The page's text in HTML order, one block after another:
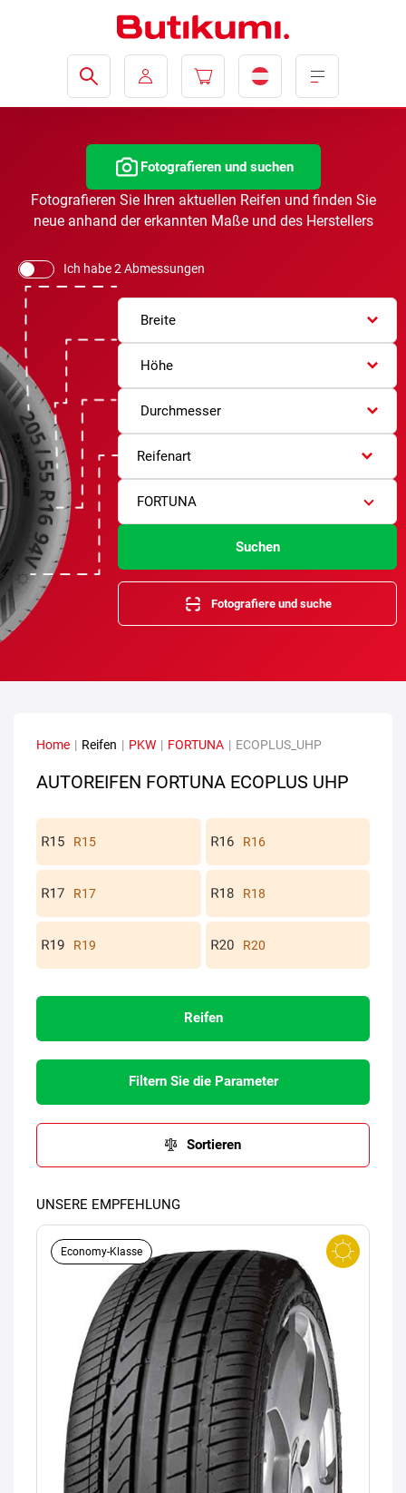
Fotografieren und suchen
Fotografieren Sie Ihren aktuellen Reifen und finden Sie
neue anhand der erkannten Maße und des Herstellers
Ich habe 2 Abmessungen
Breite
Höhe
Durchmesser
Reifenart
FORTUNA
Suchen
Fotografiere und suche
Home | Reifen | PKW | FORTUNA | ECOPLUS_UHP
AUTOREIFEN FORTUNA ECOPLUS UHP
R15 R16
R17 R18
R19 R20
Reifen
Filtern Sie die Parameter
Sortieren
UNSERE EMPFEHLUNG
Economy-Klasse